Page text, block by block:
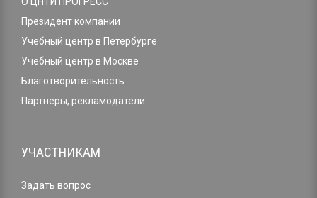
Президент компании
Учебный центр в Петербурге
Учебный центр в Москве
Благотворительность
Партнеры, рекламодатели
УЧАСТНИКАМ
Задать вопрос